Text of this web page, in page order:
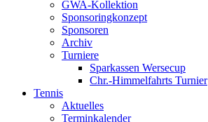
GWA-Kollektion
Sponsoringkonzept
Sponsoren
Archiv
Turniere
Sparkassen Wersecup
Chr.-Himmelfahrts Turnier
Tennis
Aktuelles
Terminkalender